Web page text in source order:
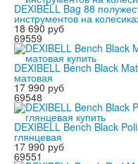
DEXIBELL Bag 88
инструментов на
18 690 руб
69559
DEXIBELL Bench Black
матовая
17 990 руб
69548
DEXIBELL Bench Black
глянцевая
17 990 руб
69551